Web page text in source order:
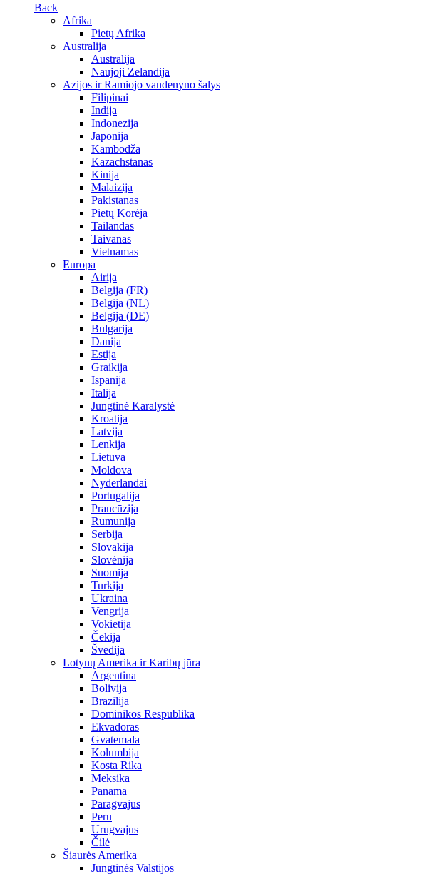
Back
Afrika
Pietų Afrika
Australija
Australija
Naujoji Zelandija
Azijos ir Ramiojo vandenyno šalys
Filipinai
Indija
Indonezija
Japonija
Kambodža
Kazachstanas
Kinija
Malaizija
Pakistanas
Pietų Korėja
Tailandas
Taivanas
Vietnamas
Europa
Airija
Belgija (FR)
Belgija (NL)
Belgija (DE)
Bulgarija
Danija
Estija
Graikija
Ispanija
Italija
Jungtinė Karalystė
Kroatija
Latvija
Lenkija
Lietuva
Moldova
Nyderlandai
Portugalija
Prancūzija
Rumunija
Serbija
Slovakija
Slovėnija
Suomija
Turkija
Ukraina
Vengrija
Vokietija
Čekija
Švedija
Lotynų Amerika ir Karibų jūra
Argentina
Bolivija
Brazilija
Dominikos Respublika
Ekvadoras
Gvatemala
Kolumbija
Kosta Rika
Meksika
Panama
Paragvajus
Peru
Urugvajus
Čilė
Šiaurės Amerika
Jungtinės Valstijos